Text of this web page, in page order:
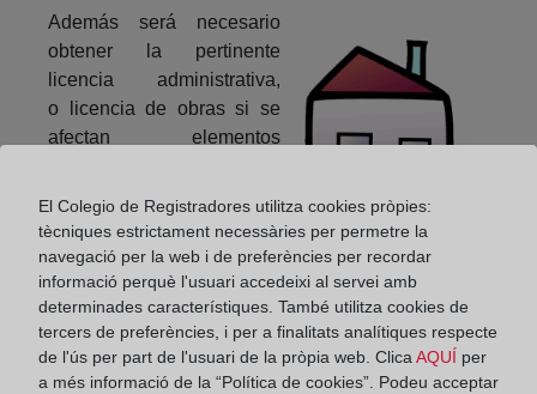
Además será necesario
obtener la pertinente
licencia administrativa,
o licencia de obras si se
afectan elementos
de la administración
competente, generalmente
la local, si se crean más
elementos privativos de los
que existían en el
edificio. Es conveniente consultar las ordenanzas
El Colegio de Registradores utilitza cookies pròpies:
tècniques estrictament necessàries per permetre la
navegació per la web i de preferències per recordar
informació perquè l'usuari accedeixi al servei amb
determinades característiques. També utilitza cookies de
tercers de preferències, i per a finalitats analítiques respecte
de l'ús per part de l'usuari de la pròpia web. ClicaAQUÍ per
a més informació de la “Política de cookies”. Podeu acceptar